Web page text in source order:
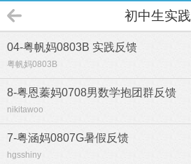
初中生实践
04-粤帆妈0803B 实践反馈
粤帆妈0803B
8-粤恩蓁妈0708男数学抱团群反馈
nikitawoo
7-粤涵妈0807G暑假反馈
hgsshiny